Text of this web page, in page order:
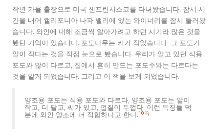
작년 가을 출장으로 미국 샌프란시스코를 다녀왔습니다. 잠시 시
간을 내어 캘리포니아 나파 밸리에 있는 와이너리를 잠시 둘러봤
습니다. 와인에 대해 조금씩 알아가려고 하던 시기라 많은 것을
봤던 기억이 있습니다. 포도나무는 키가 작았습니다. 그 포도가
알이 작다는 것을 직접 눈으로 봤습니다. 우리가 알고 있던 식용
포도와 많이 다르고, 집에서 흔히 만드는 포도주와는 다르다는
것을 알게 되었습니다. 그리고 이 책을 보게 되었습니다.
양조용 포도는 식용 포도와 다르다, 양조용 포도는 알이
작고, 더 달고, 씨가 있고, 껍질이 두껍다. 이런 특징들 덕
분에 와인 양조에 더 적합하다고 한다.10쪽